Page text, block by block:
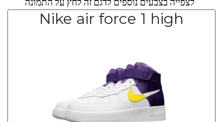
Nike air force 1 high